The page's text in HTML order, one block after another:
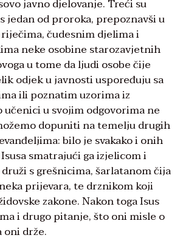
javno djelovanje. Treći su
jedan od proroka, prepoznavši u
čudesnim djelima i
neke osobine starozavjetnih
u tome da ljudi osobe čije
odjek u javnosti uspoređuju sa
ili poznatim uzorima iz
učenici u svojim odgovorima ne
dopuniti na temelju drugih
bilo je svakako i onih
smatrajući ga izjelicom i
s grešnicima, šarlatanom čija
prijevara, te drznikom koji
zakone. Nakon toga Isus
i drugo pitanje, što oni misle o
oni drže.